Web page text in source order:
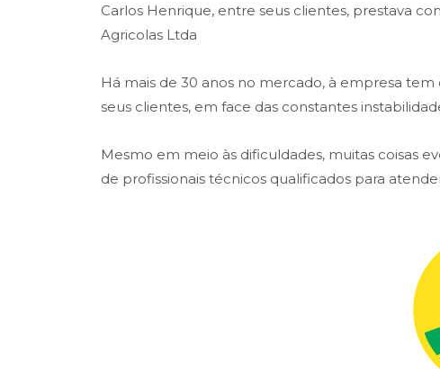
Carlos Henrique, entre seus clientes, prestava
Agricolas Ltda
Há mais de 30 anos no mercado, à empresa
seus clientes, em face das constantes
Mesmo em meio às dificuldades, muitas coisas
de profissionais técnicos qualificados para